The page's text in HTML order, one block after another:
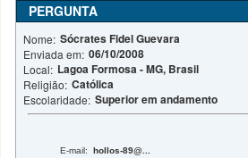
PERGUNTA
Nome: Sócrates Fidel Guevara
Enviada em: 06/10/2008
Local: Lagoa Formosa - MG, Brasil
Religião: Católica
Escolaridade: Superior em andamento
E-mail:hollos-89@...